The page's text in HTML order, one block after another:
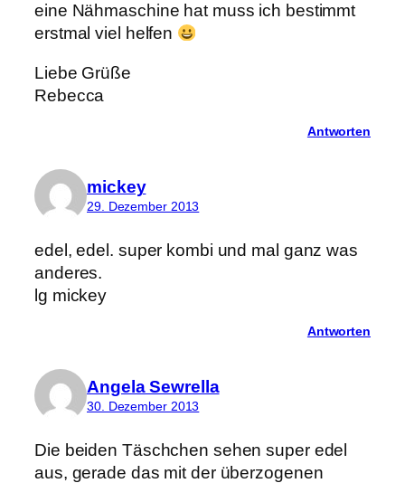
eine Nähmaschine hat muss ich bestimmt
erstmal viel helfen
Liebe Grüße
Rebecca
Antworten
mickey
29. Dezember 2013
edel, edel. super kombi und mal ganz was
anderes.
lg mickey
Antworten
Angela Sewrella
30. Dezember 2013
Die beiden Täschchen sehen super edel
aus, gerade das mit der überzogenen